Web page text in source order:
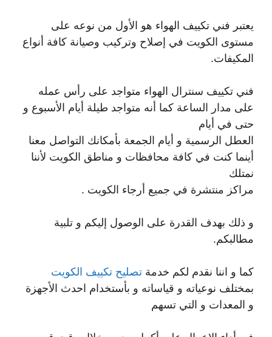
يعتبر فني تكييف الهواء هو الأول من نوعه على
مستوى الكويت في إصلاح وتركيب وصيانة كافة أنواع
المكيفات.
فني تكييف سنترال الهواء متواجد على رأس عمله
على مدار الساعة كما أنه متواجد طيلة أيام الأسبوع و
حتى في أيام
العطل الرسمية و أيام الجمعة بأمكانك التواصل معنا
أينما كنت في كافة محافظات و مناطق الكويت لأننا
نمتلك
مراكز منتشرة في جميع أرجاء الكويت .
و ذلك بهدف القدرة على الوصول إليكم و تلبية
مطالبكم.
كما و اننا نقدم لكم خدمة تصليح تكييف الكويت
بمختلف نوعياته و قياساته و بأستخدام احدث الأجهزة
و المعدات و التي تسهم